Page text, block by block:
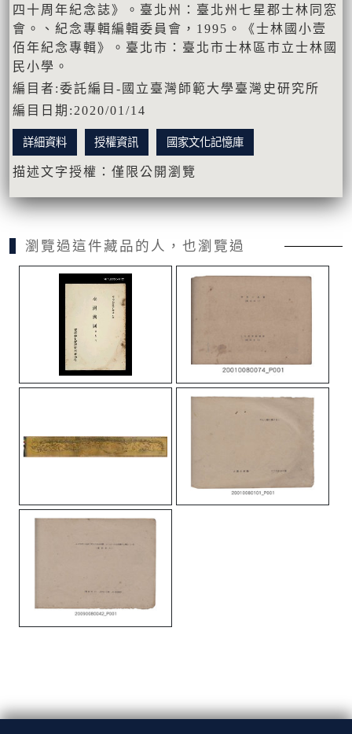
四十周年紀念誌》。臺北州：臺北州七星郡士林同窓
會。、紀念專輯編輯委員會，1995。《士林國小壹
佰年紀念專輯》。臺北市：臺北市士林區市立士林國
民小學。
編目者:委託編目-國立臺灣師範大學臺灣史研究所
編目日期:2020/01/14
詳細資料 授權資訊 國家文化記憶庫
描述文字授權：僅限公開瀏覽
瀏覽過這件藏品的人，也瀏覽過